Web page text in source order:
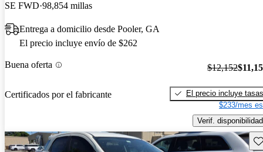
SE FWD 98,854 millas
Entrega a domicilio desde Pooler, GA
El precio incluye envío de $262
Buena oferta
Certificados por el fabricante
$12,152
El precio incluye tasas
$233/mes
Verif. disponibilidad